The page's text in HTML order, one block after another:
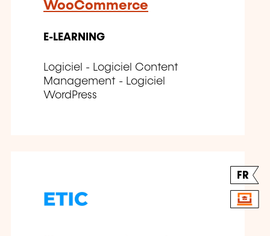
WooCommerce
E-LEARNING
Logiciel - Logiciel Content
Management - Logiciel
WordPress
FR